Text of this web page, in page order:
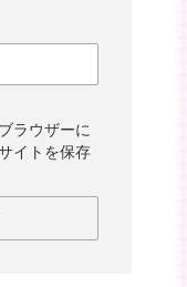
ラウザーに
イトを保存